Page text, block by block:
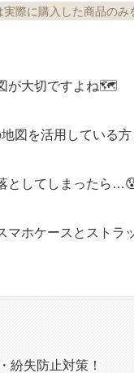
実際に購入した商品の
が大切ですよね🗺
図を活用している方
としてしまったら
マホケースとストラ
紛失防止対策！